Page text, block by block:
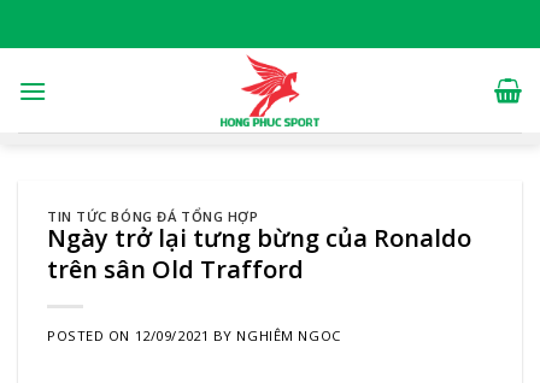
to
TIN TỨC BÓNG ĐÁ TỔNG HỢP
Ngày trở lại tưng bừng của Ronaldo
trên sân Old Trafford
POSTED ON 12/09/2021 BY NGHIÊM NGOC